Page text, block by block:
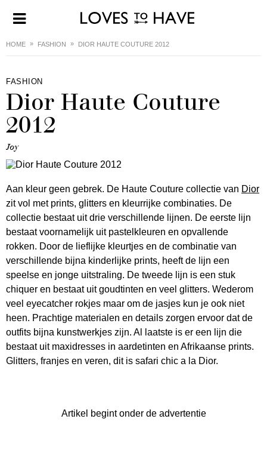
HOME FASHION DIOR HAUTE COUTURE 2012
FASHION
Dior Haute Couture
2012
Joy
Aan kleur geen gebrek. De Haute Couture collectie van Dior
zit vol met prints, glitters en kleurrijke combinaties. De
collectie bestaat uit drie verschillende lijnen. De eerste lijn
bestaat voornamelijk uit pastelkleuren en opvallende
rokken. Door de lieflijke kleurtjes en de combinatie van
verschillende bijna kinderlijke prints, heeft de lijn een
speelse en jonge uitstraling. De tweede lijn is een stuk
chiquer en bestaat uit goudtinten en veel glitters. Wederom
veel eyecatcher rokjes maar om de jasjes kun je ook niet
heen. Prachtige materialen en details zorgen ervoor dat de
outfits bijna kunstwerkjes zijn. Al laatste is er een lijn die
bestaat uit maxidresses in aardetinten en Afrikaanse prints.
Glitters, franjes en veren, dit is safari chic a la Dior.
Artikel begint onder de advertentie